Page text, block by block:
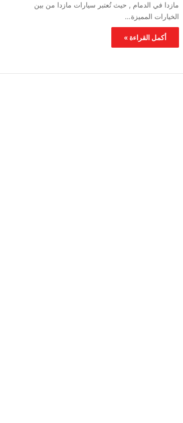
مازدا في الدمام , حيث تُعتبر سيارات مازدا من بين
الخيارات المميزة…
أكمل القراءة »